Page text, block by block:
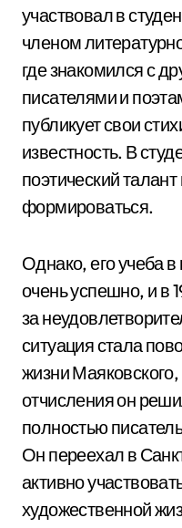
участвовал в
членом
где знакомился с
писателями и
публикует свои
известность. В
поэтический
формироваться.
Однако, его учеба
очень успешно, и в
за
ситуация стала
жизни
отчисления он
полностью
Он переехал в
активно
художественной